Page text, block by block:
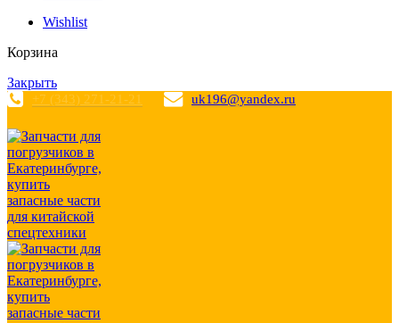
Wishlist
Корзина
Закрыть
+7 (343) 271-21-21 uk196@yandex.ru